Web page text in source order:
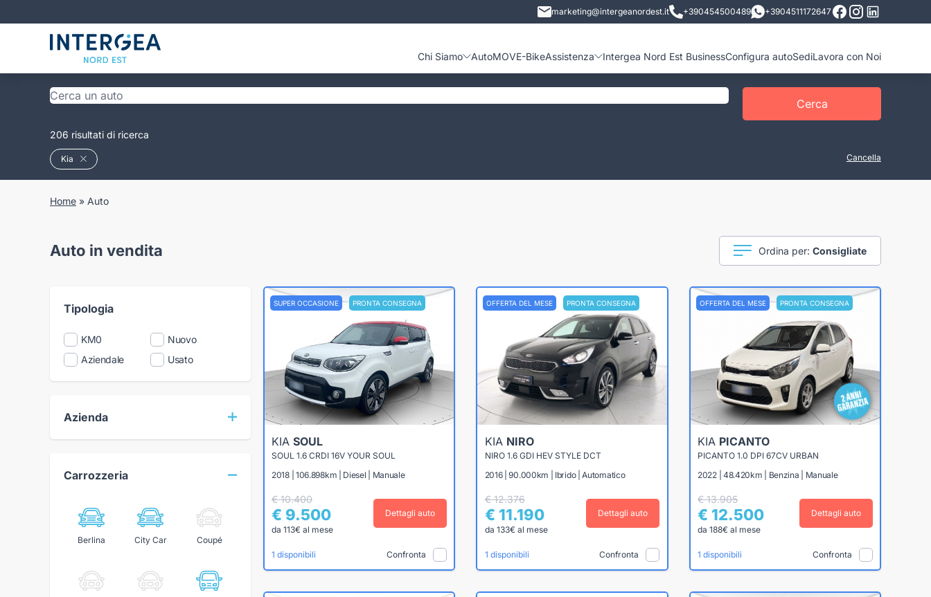
marketing@intergeanordest.it +390454500489 +3904511172647
Chi Siamo AutoMOVE-BikeAssistenza Intergea Nord Est BusinessConfigura autoSediLavora con Noi
Cerca
206 risultati di ricerca
Kia Cancella
Home » Auto
Auto in vendita Ordina per: Consigliate
Tipologia
KM0
Nuovo
Aziendale
Usato
Azienda
Carrozzeria
Berlina City Car Coupé
SUPER OCCASIONE PRONTA CONSEGNA
KIA SOUL
SOUL 1.6 CRDI 16V YOUR SOUL
2018 | 106.898km | Diesel | Manuale
€ 10.400
€ 9.500
da 113€ al mese
Dettagli auto
1 disponibili Confronta
OFFERTA DEL MESE PRONTA CONSEGNA
KIA NIRO
NIRO 1.6 GDI HEV STYLE DCT
2016 | 90.000km | Ibrido | Automatico
€ 12.376
€ 11.190
da 133€ al mese
Dettagli auto
1 disponibili Confronta
OFFERTA DEL MESE PRONTA CONSEGNA
KIA PICANTO
PICANTO 1.0 DPI 67CV URBAN
2022 | 48.420km | Benzina | Manuale
€ 13.905
€ 12.500
da 188€ al mese
Dettagli auto
1 disponibili Confronta